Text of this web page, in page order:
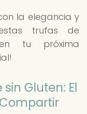
la elegancia y
trufas de
tu próxima
Gluten: El